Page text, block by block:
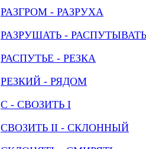
РАЗГРОМ - РАЗРУХА
РАЗРУШАТЬ -
РАСПУТЬЕ - РЕЗКА
РЕЗКИЙ - РЯДОМ
С - СВОЗИТЬ I
СВОЗИТЬ II - СКЛОННЫЙ